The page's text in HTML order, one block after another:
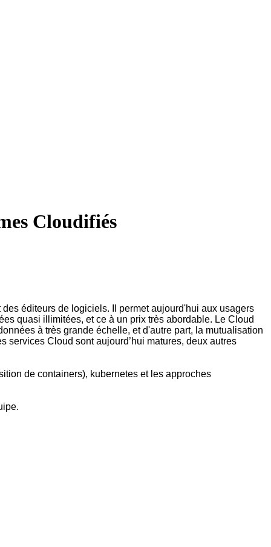
Cloudifiés
éditeurs de logiciels. Il permet aujourd'hui aux usagers
quasi illimitées, et ce à un prix très abordable. Le Cloud
à très grande échelle, et d'autre part, la mutualisation
Cloud sont aujourd’hui matures, deux autres
de containers), kubernetes et les approches